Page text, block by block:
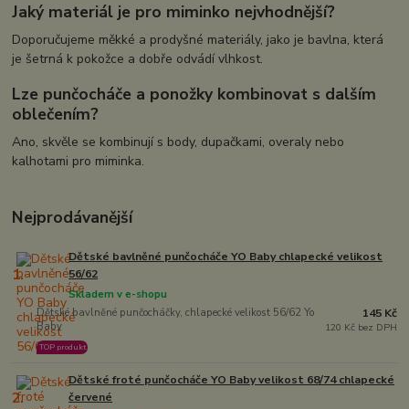
Jaký materiál je pro miminko nejvhodnější?
Doporučujeme měkké a prodyšné materiály, jako je bavlna, která
je šetrná k pokožce a dobře odvádí vlhkost.
Lze punčocháče a ponožky kombinovat s dalším
oblečením?
Ano, skvěle se kombinují s body, dupačkami, overaly nebo
kalhotami pro miminka.
Nejprodávanější
1.
Dětské bavlněné punčocháče YO Baby chlapecké velikost
56/62
Dětské bavlněné punčocháčky, chlapecké velikost 56/62 Yo
Baby
Skladem v e-shopu
TOP produkt
145 Kč
120 Kč bez DPH
2.
Dětské froté punčocháče YO Baby velikost 68/74 chlapecké
červené